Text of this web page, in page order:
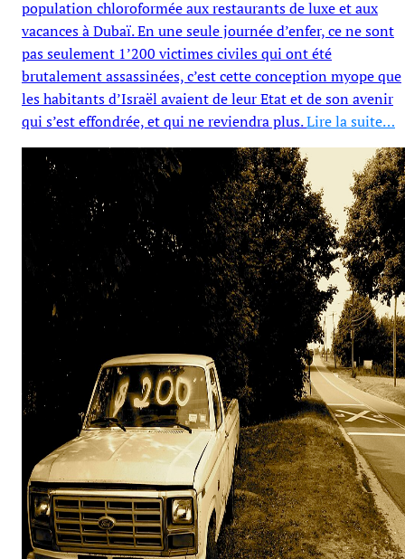
population chloroformée aux restaurants de luxe et aux
vacances à Dubaï. En une seule journée d’enfer, ce ne sont
pas seulement 1’200 victimes civiles qui ont été
brutalement assassinées, c’est cette conception myope que
les habitants d’Israël avaient de leur Etat et de son avenir
qui s’est effondrée, et qui ne reviendra plus.Lire la suite…